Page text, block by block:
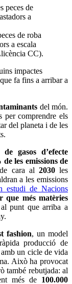
de roba
a escala
CC).
impactes
fa fins a arribar a
del món.
per comprendre els
del planeta i de les
gasos d’efecte
les emissions de
cara al 2030les
a les emissions
estudi de Nacions
que més matèries
punt que arriba a
fashion, un model
producció de
un cicle de vida
Això ha provocat
també rebutjada: al
més de 100.000